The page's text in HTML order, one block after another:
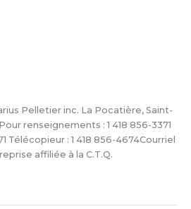
Pelletier inc. La Pocatière, Saint-
renseignements : 1 418 856-3371
Télécopieur : 1 418 856-4674Courriel
affiliée à la C.T.Q.